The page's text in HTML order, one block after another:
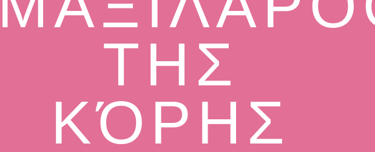
ΤΗΣ
ΚΌΡΗΣ